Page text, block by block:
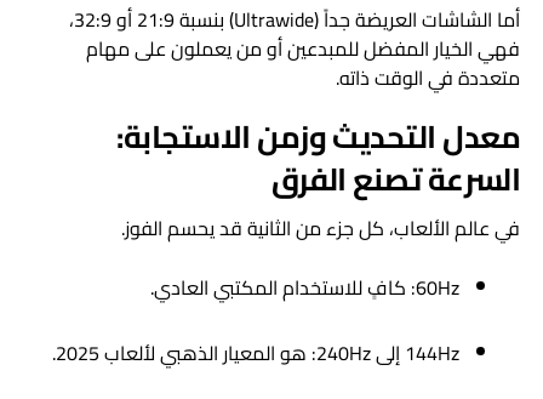
أما الشاشات العريضة جداً (Ultrawide) بنسبة 21:9 أو 32:9،
فهي الخيار المفضل للمبدعين أو من يعملون على مهام
متعددة في الوقت ذاته.
معدل التحديث وزمن الاستجابة:
السرعة تصنع الفرق
في عالم الألعاب، كل جزء من الثانية قد يحسم الفوز.
60Hz: كافٍ للاستخدام المكتبي العادي.
144Hz إلى 240Hz: هو المعيار الذهبي لألعاب 2025.